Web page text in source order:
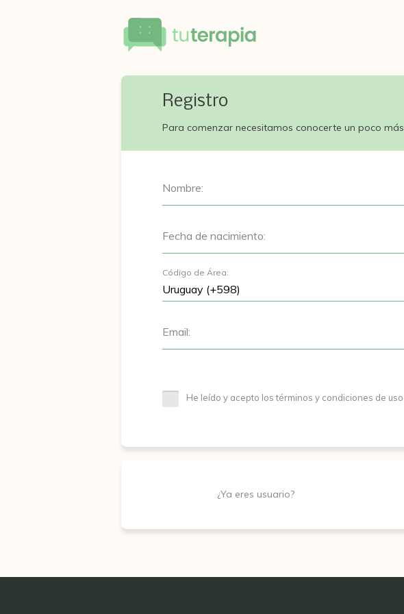
Registro
Para comenzar necesitamos conocerte un poco más
Nombre:
Fecha de nacimiento:
Código de Área:
Email:
He leído y acepto los términos y condiciones de uso
¿Ya eres usuario?